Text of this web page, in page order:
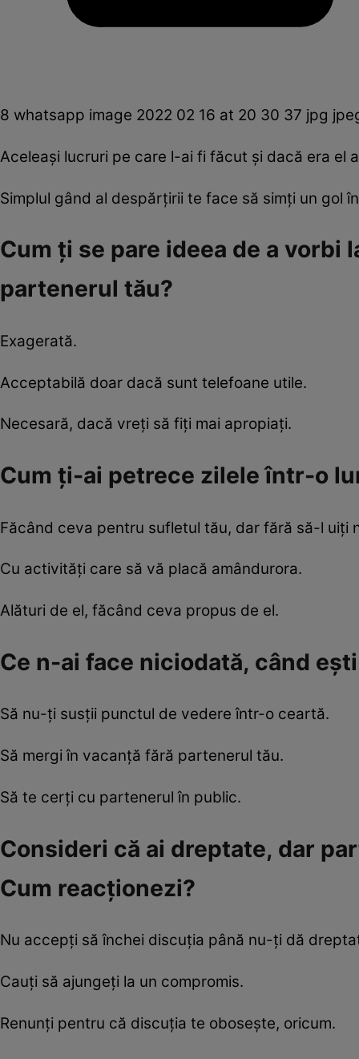
8 whatsapp image 2022 02 16 at 20 30 37 jpg
Aceleaşi lucruri pe care l-ai fi făcut şi dacă era el
Simplul gând al despărţirii te face să simţi un gol
Cum ţi se pare ideea de a vorbi
partenerul tău?
Exagerată.
Acceptabilă doar dacă sunt telefoane utile.
Necesară, dacă vreţi să fiţi mai apropiaţi.
Cum ţi-ai petrece zilele într-o
Făcând ceva pentru sufletul tău, dar fără să-l uiţi
Cu activităţi care să vă placă amândurora.
Alături de el, făcând ceva propus de el.
Ce n-ai face niciodată, când
Să nu-ţi susţii punctul de vedere într-o ceartă.
Să mergi în vacanţă fără partenerul tău.
Să te cerţi cu partenerul în public.
Consideri că ai dreptate, dar
Cum reacţionezi?
Nu accepţi să închei discuţia până nu-ţi dă
Cauţi să ajungeţi la un compromis.
Renunţi pentru că discuţia te oboseşte, oricum.